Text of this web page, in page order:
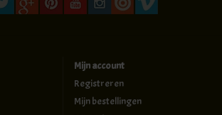
Mijn account
Registreren
Mijn bestellingen